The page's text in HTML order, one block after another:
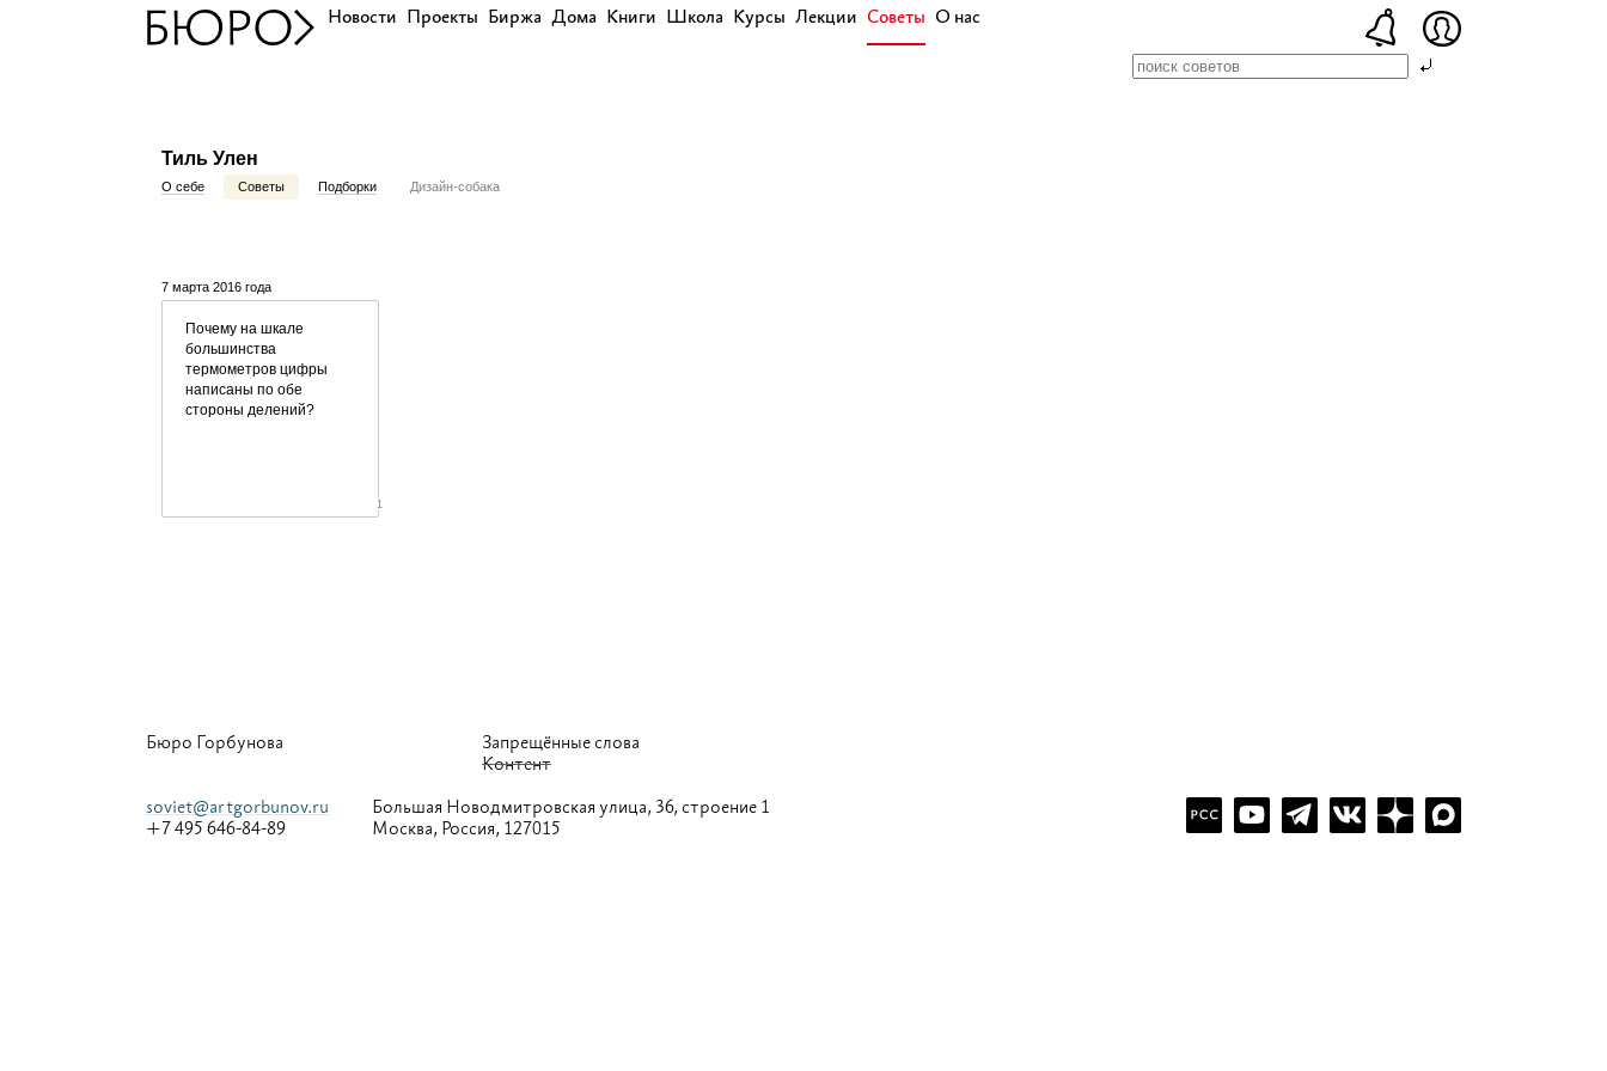
Новости Проекты Биржа Дома Книги Школа Курсы Лекции Советы О нас
Тиль Улен
О себе Советы Подборки Дизайн-собака
7 марта 2016 года
Почему на шкале
большинства
термометров цифры
написаны по обе
стороны делений?
1
Бюро Горбунова
Запрещённые слова
Контент
soviet@artgorbunov.ru
+7 495 646-84-89
Большая Новодмитровская улица,36, строение 1
Москва, Россия, 127015